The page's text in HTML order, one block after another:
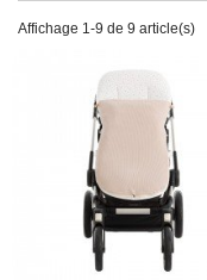
Affichage 1-9 de 9 article(s)